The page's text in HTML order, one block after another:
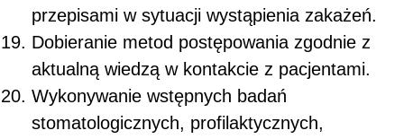
przepisami w sytuacji wystąpienia zakażeń.
Dobieranie metod postępowania zgodnie z
aktualną wiedzą w kontakcie z pacjentami.
Wykonywanie wstępnych badań
stomatologicznych, profilaktycznych,